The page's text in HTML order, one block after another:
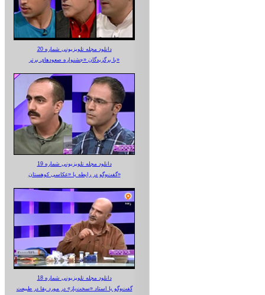
دانلود مجله تلویزیونی شماره 20
با برگزیدگان «جشنواره صعودهای برتر»
دانلود مجله تلویزیونی شماره 19
گفت‌وگو در رابطه با «عکاسی کوهستان»
دانلود مجله تلویزیونی شماره 18
گفت‌وگو با استاد «سخت‌باز» در مورد بقا در طبیعت